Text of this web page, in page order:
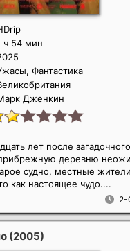
ч 54 мин
Фантастика
Дженкин
2-
лет после загадочного
деревню
судно, местные жители
как настоящее чудо....
(2005)